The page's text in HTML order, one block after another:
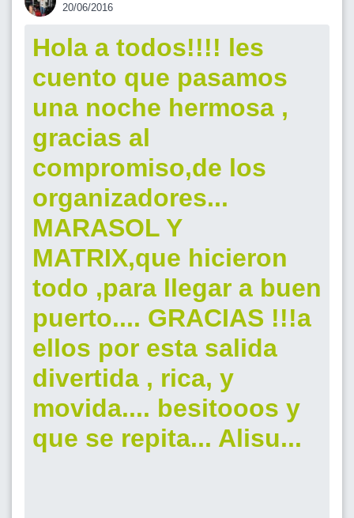
20/06/2016
Hola a todos!!!! les
cuento que pasamos
una noche hermosa ,
gracias al
compromiso,de los
organizadores...
MARASOL Y
MATRIX,que hicieron
todo ,para llegar a buen
puerto.... GRACIAS !!!a
ellos por esta salida
divertida , rica, y
movida.... besitooos y
que se repita... Alisu...